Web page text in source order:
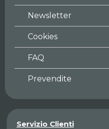
Newsletter
Cookies
FAQ
Prevendite
Servizio Clienti